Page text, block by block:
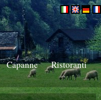
Capanne
Ristoranti